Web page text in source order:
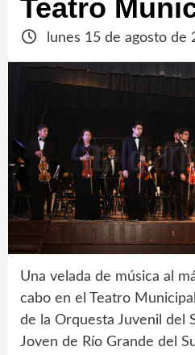
Teatro
lunes 15 de agosto de
Una velada de música al
cabo en el Teatro
de la Orquesta Juvenil del
Joven de Río Grande del